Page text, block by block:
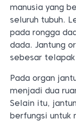
manusia yang
seluruh tubuh.
pada rongga
dada. Jantung
sebesar
Pada organ
menjadi dua
Selain itu,
berfungsi untuk